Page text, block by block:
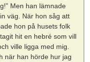
Men han lämnade
väg. När hon såg att
hon på husets folk
hit en hebré som vill
ville ligga med mig.
när han hörde hur jag